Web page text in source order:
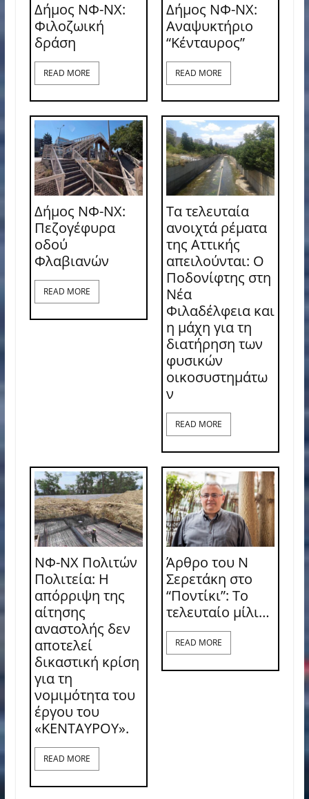
Δήμος ΝΦ-ΝΧ:
Φιλοζωική
δράση
READ MORE
Δήμος ΝΦ-ΝΧ:
Αναψυκτήριο
“Κένταυρος”
READ MORE
Δήμος ΝΦ-ΝΧ:
Πεζογέφυρα
οδού
Φλαβιανών
READ MORE
Τα τελευταία
ανοιχτά ρέματα
της Αττικής
απειλούνται: Ο
Ποδονίφτης στη
Νέα
Φιλαδέλφεια και
η μάχη για τη
διατήρηση των
φυσικών
οικοσυστημάτω
ν
READ MORE
ΝΦ-ΝΧ Πολιτών
Πολιτεία: Η
απόρριψη της
αίτησης
αναστολής δεν
αποτελεί
δικαστική κρίση
για τη
νομιμότητα του
έργου του
«ΚΕΝΤΑΥΡΟΥ».
READ MORE
Άρθρο του Ν
Σερετάκη στο
“Ποντίκι”: Το
τελευταίο μίλι…
READ MORE